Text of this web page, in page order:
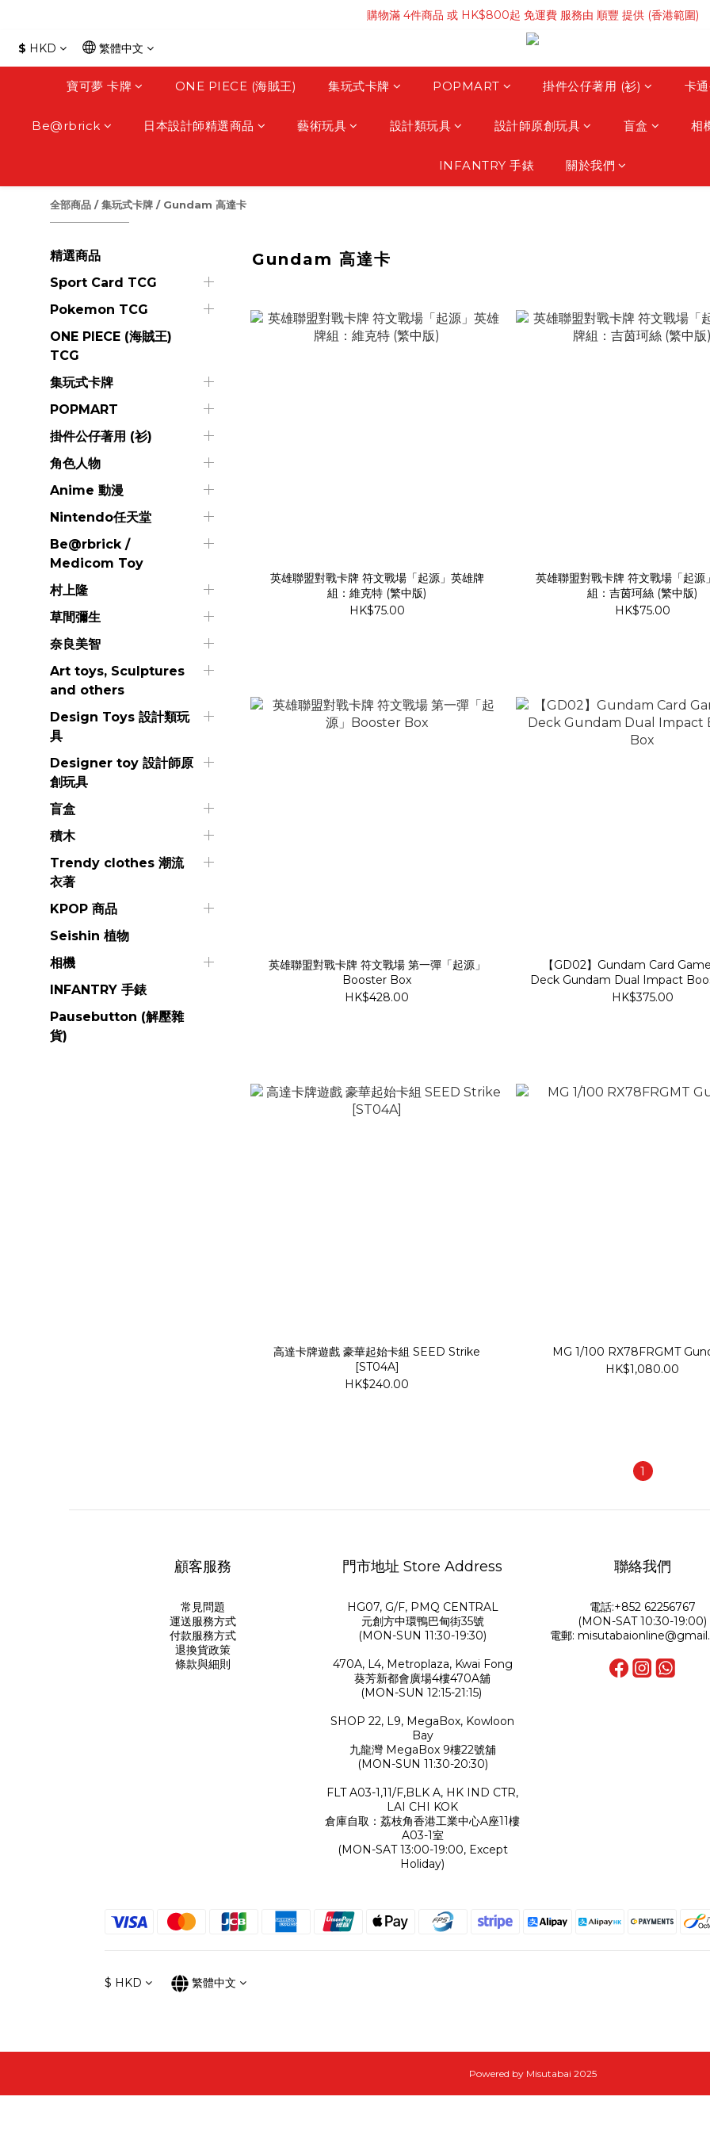
購物滿 4件商品 或 HK$800起 免運費 服務由 順豐 提供 (香港範圍)
購物滿 4件商品 或 HK$800起 免運費 服務由 順豐 提供 (香港範圍)
購物滿HK$3500 免運費 服務由 順豐 提供 (澳門範圍)
$ HKD 繁體中文
寶可夢 卡牌 ONE PIECE (海賊王) 集玩式卡牌 POPMART 掛件公仔著用 (衫) 卡
Be@rbrick 日本設計師精選商品 藝術玩具 設計類玩具 設計師原創玩具 盲盒 相
INFANTRY 手錶 關於我們
全部商品 /集玩式卡牌 / Gundam 高達卡
精選商品
Sport Card TCG
Pokemon TCG
ONE PIECE (海賊王)
TCG
集玩式卡牌
POPMART
掛件公仔著用 (衫)
角色人物
Anime 動漫
Nintendo任天堂
Be@rbrick /
Medicom Toy
村上隆
草間彌生
奈良美智
Art toys, Sculptures
and others
Design Toys 設計類玩
具
Designer toy 設計師原
創玩具
盲盒
積木
Trendy clothes 潮流
衣著
KPOP 商品
Seishin 植物
相機
INFANTRY 手錶
Pausebutton (解壓雜
貨)
Gundam 高達卡
英雄聯盟對戰卡牌 符文戰場「起源」英雄牌
組：維克特 (繁中版)
HK$75.00
英雄聯盟對戰卡牌 符文戰場「起源
組：吉茵珂絲 (繁中版)
HK$75.00
英雄聯盟對戰卡牌 符文戰場 第一彈「起源」
Booster Box
HK$428.00
【GD02】Gundam Card
Deck Gundam Dual Impact
HK$375.00
高達卡牌遊戲 豪華起始卡組 SEED Strike
[ST04A]
HK$240.00
MG 1/100 RX78FRGMT
HK$1,080.00
1
顧客服務
常見問題
運送服務方式
付款服務方式
退換貨政策
條款與細則
門市地址 Store Address
HG07, G/F, PMQ CENTRAL
元創方中環鴨巴甸街35號
(MON-SUN 11:30-19:30)
470A, L4, Metroplaza, Kwai Fong
葵芳新都會廣場4樓470A舖
(MON-SUN 12:15-21:15)
SHOP 22, L9, MegaBox, Kowloon
Bay
九龍灣 MegaBox 9樓22號舖
(MON-SUN 11:30-20:30)
FLT A03-1,11/F,BLK A, HK IND CTR,
LAI CHI KOK
倉庫自取：荔枝角香港工業中心A座11樓
A03-1室
(MON-SAT 13:00-19:00, Except
Holiday)
聯絡我們
電話:+852 62256767
(MON-SAT 10:30-19:00)
電郵:
$ HKD 繁體中文
Powered by Misutabai 2025